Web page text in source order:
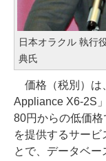
日本オラクル 執行
典氏
価格（税別）は
Appliance X6-2S
80円からの低価
を提供するサービ
とで、データベ